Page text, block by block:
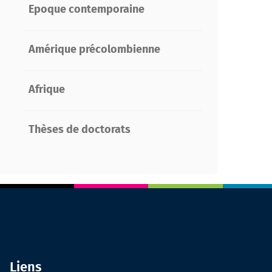
Epoque contemporaine
Amérique précolombienne
Afrique
Thèses de doctorats
Liens